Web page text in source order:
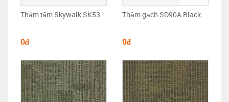
Thảm tấm Skywalk SK53
0đ
Thảm gạch SD90A Black
0đ